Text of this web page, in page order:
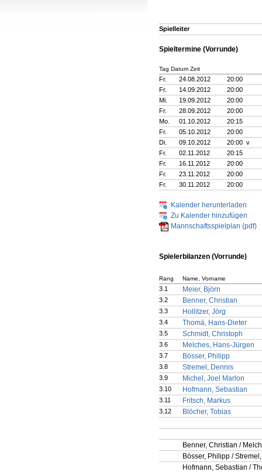
Spielleiter
Spieltermine (Vorrunde)
Tag Datum Zeit
Fr. 24.08.2012
20:00
Fr.
14.09.2012
20:00
Mi.
19.09.2012
20:00
Fr.
28.09.2012
20:00
Mo.
01.10.2012
20:15
Fr.
05.10.2012
20:00
Di.
09.10.2012
20:00 v
Fr.
02.11.2012
20:15
Fr.
16.11.2012
20:00
Fr.
23.11.2012
20:00
Fr.
30.11.2012 20:00
Kalender herunterladen
Zu Kalender hinzufügen
Mannschaftsspielplan (pdf)
Spielerbilanzen (Vorrunde)
Rang Name, Vorname
3.1 Meier, Björn
3.2 Benner, Christian
3.3 Hollitzer, Jörg
3.4 Thomä, Hans-Dieter
3.5 Schmidt, Christoph
3.6 Melches, Hans-Jürgen
3.7 Bösser, Philipp
3.8 Stremel, Dennis
3.9 Michel, Joel Marlon
3.10 Hofmann, Sebastian
3.11 Fritsch, Markus
3.12 Blöcher, Tobias
Benner, Christian /
Bösser, Philipp /
Hofmann, Sebastian /